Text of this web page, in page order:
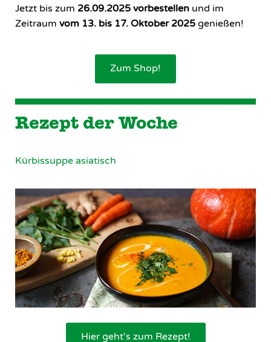
Jetzt bis zum 26.09.2025 vorbestellen und im
Zeitraum vom 13. bis 17. Oktober 2025 genießen!
Zum Shop!
Rezept der Woche
Kürbissuppe asiatisch
Hier geht's zum Rezept!